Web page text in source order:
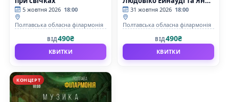
5 жовтня 2026 18:00
Полтавська обласна філармонія
ВІД490₴
КВИТКИ
Тірсен
31 жовтня 2026 18:00
Полтавська обласна філармонія
ВІД490₴
КВИТКИ
КОНЦЕРТ